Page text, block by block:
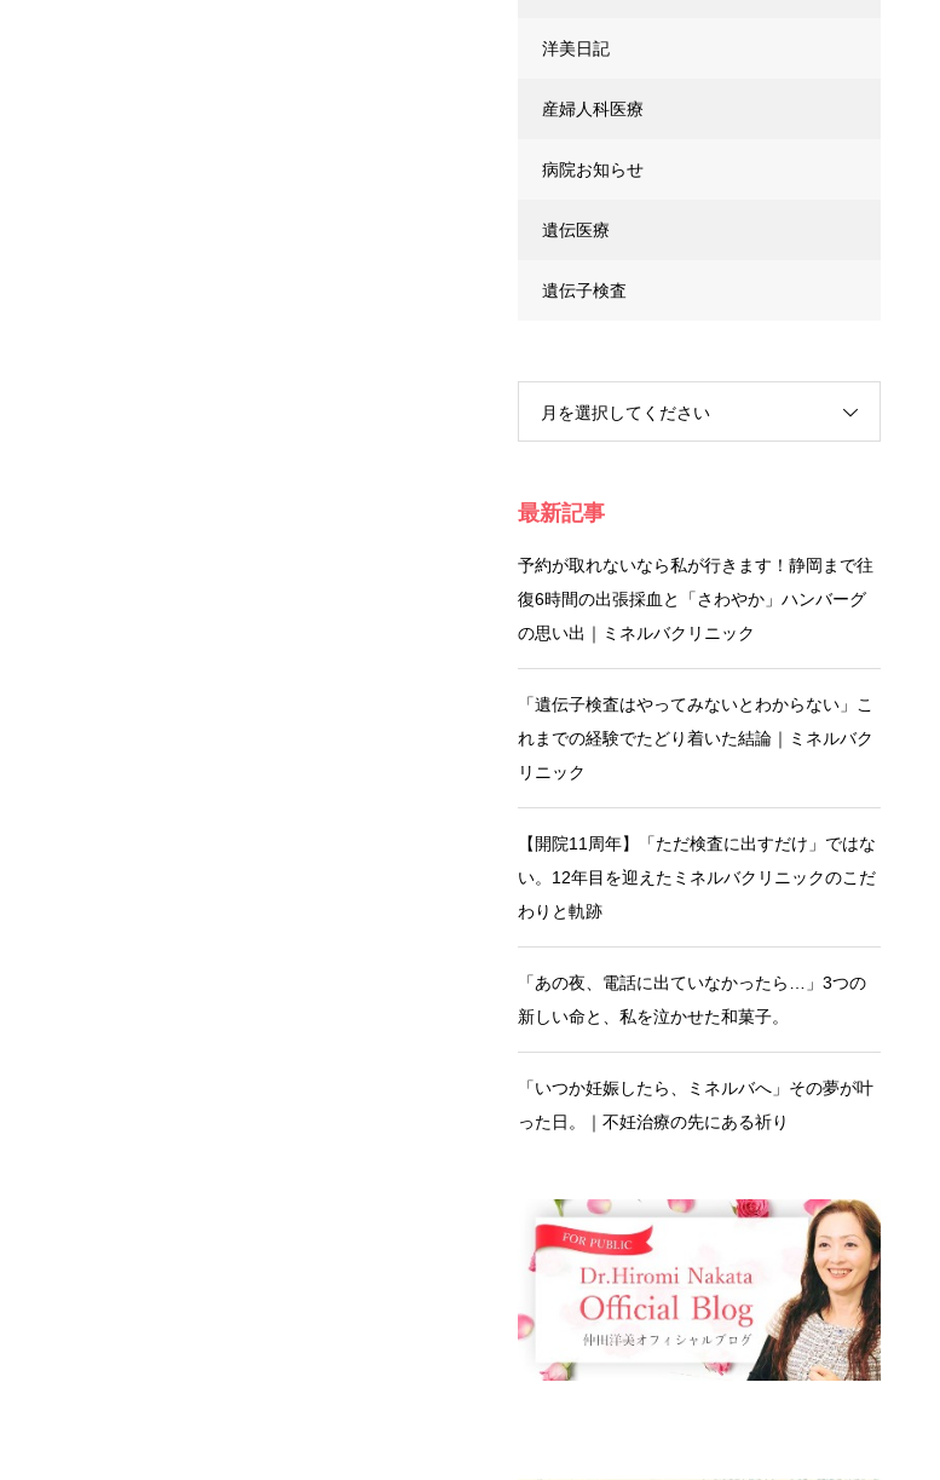
洋美日記
産婦人科医療
病院お知らせ
遺伝医療
遺伝子検査
月を選択してください
最新記事
予約が取れないなら私が行きます！静岡まで往
復6時間の出張採血と「さわやか」ハンバーグ
の思い出｜ミネルバクリニック
「遺伝子検査はやってみないとわからない」こ
れまでの経験でたどり着いた結論｜ミネルバク
リニック
【開院11周年】「ただ検査に出すだけ」ではな
い。12年目を迎えたミネルバクリニックのこだ
わりと軌跡
「あの夜、電話に出ていなかったら…」3つの
新しい命と、私を泣かせた和菓子。
「いつか妊娠したら、ミネルバへ」その夢が叶
った日。｜不妊治療の先にある祈り